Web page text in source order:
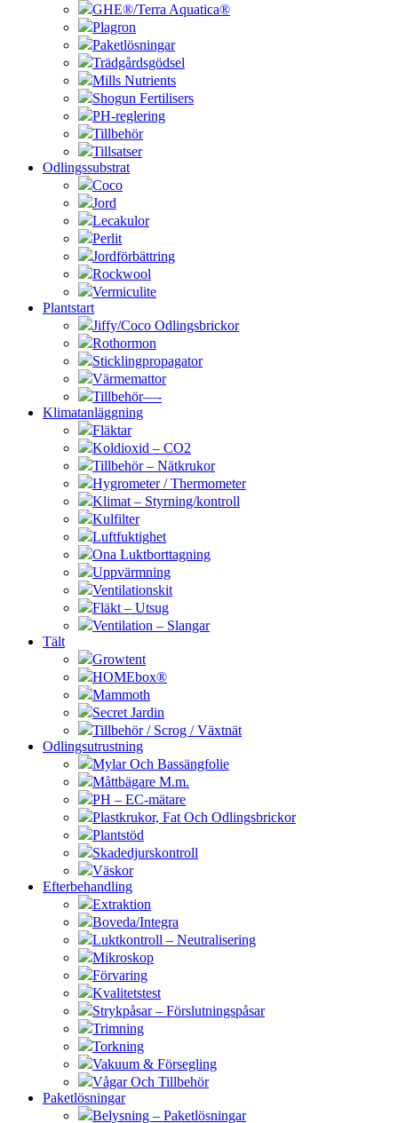
GHE®/Terra Aquatica®
Plagron
Paketlösningar
Trädgårdsgödsel
Mills Nutrients
Shogun Fertilisers
PH-reglering
Tillbehör
Tillsatser
Odlingssubstrat
Coco
Jord
Lecakulor
Perlit
Jordförbättring
Rockwool
Vermiculite
Plantstart
Jiffy/Coco Odlingsbrickor
Rothormon
Sticklingpropagator
Värmemattor
Tillbehör—-
Klimatanläggning
Fläktar
Koldioxid – CO2
Tillbehör – Nätkrukor
Hygrometer / Thermometer
Klimat – Styrning/kontroll
Kulfilter
Luftfuktighet
Ona Luktborttagning
Uppvärmning
Ventilationskit
Fläkt – Utsug
Ventilation – Slangar
Tält
Growtent
HOMEbox®
Mammoth
Secret Jardin
Tillbehör / Scrog / Växtnät
Odlingsutrustning
Mylar Och Bassängfolie
Måttbägare M.m.
PH – EC-mätare
Plastkrukor, Fat Och Odlingsbrickor
Plantstöd
Skadedjurskontroll
Väskor
Efterbehandling
Extraktion
Boveda/Integra
Luktkontroll – Neutralisering
Mikroskop
Förvaring
Kvalitetstest
Strykpåsar – Förslutningspåsar
Trimning
Torkning
Vakuum & Försegling
Vågar Och Tillbehör
Paketlösningar
Belysning – Paketlösningar